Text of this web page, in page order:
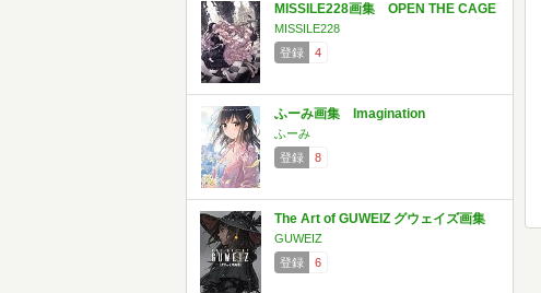
MISSILE228画集 OPEN THE CAGE
MISSILE228
登録
4
ふーみ画集 Imagination
ふーみ
登録
8
The Art of GUWEIZ グウェイズ画集
GUWEIZ
登録
6